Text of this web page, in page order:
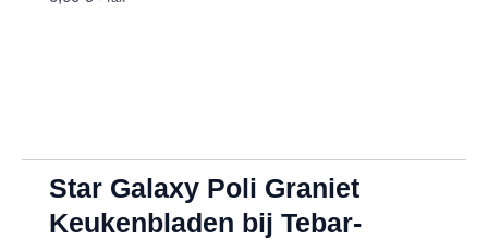
Star Galaxy Poli Graniet
Keukenbladen bij Tebar-